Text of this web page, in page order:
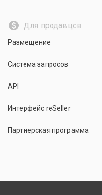
Для продавцов
Размещение
Система запросов
API
Интерфейс reSeller
Партнерская программа